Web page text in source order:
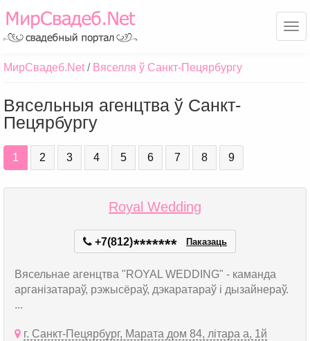
МирСвадеб.Net Вяселля ў Санкт-Пецярбургу
Вясельныя агенцтва ў Санкт-
Пецярбургу
1 2 3 4 5 6 7 8 9
Royal Wedding
+7(812)******* Паказаць
Вясельнае агенцтва "ROYAL WEDDING" - каманда
арганізатараў, рэжысёраў, дэкаратараў і дызайнераў.
...
г. Санкт-Пецярбург, Марата дом 84, літара а, 1й